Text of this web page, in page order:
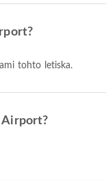
tohto letiska.
Airport?